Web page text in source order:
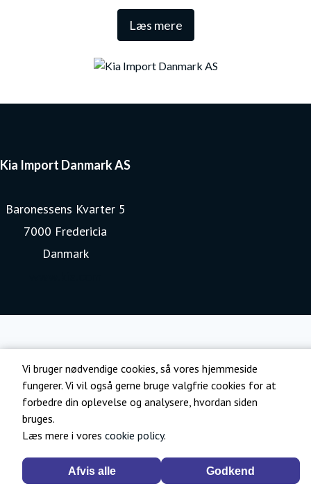
Vi bruger nødvendige cookies, så vores hjemmeside
fungerer. Vi vil også gerne bruge valgfrie cookies for at
forbedre din oplevelse og analysere, hvordan siden
bruges.
Læs mere i vores cookie policy.
Afvis alle Godkend
Læs mere
Den lange garanti sikrer samtidig én af de højeste
restværdier i markedet.
Kia Import Danmark AS
Baronessens Kvarter 5
7000 Fredericia
Danmark